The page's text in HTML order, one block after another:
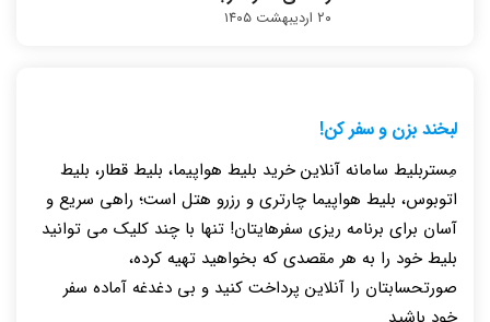
۲۰ اردیبهشت ۱۴۰۵
لبخند بزن و سفر کن!
مِستربلیط سامانه آنلاین خرید بلیط هواپیما، بلیط قطار، بلیط
اتوبوس، بلیط هواپیما چارتری و رزرو هتل است؛ راهی سریع و
آسان برای برنامه ریزی سفرهایتان! تنها با چند کلیک می توانید
بلیط خود را به هر مقصدی که بخواهید تهیه کرده،
صورتحسابتان را آنلاین پرداخت کنید و بی دغدغه آماده سفر